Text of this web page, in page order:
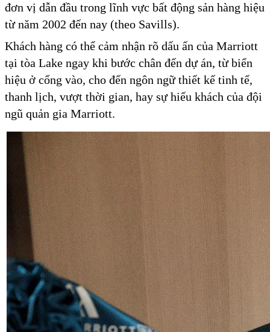
đơn vị dẫn đầu trong lĩnh vực bất động sản hàng hiệu
từ năm 2002 đến nay (theo Savills).
Khách hàng có thể cảm nhận rõ dấu ấn của Marriott
tại tòa Lake ngay khi bước chân đến dự án, từ biển
hiệu ở cổng vào, cho đến ngôn ngữ thiết kế tinh tế,
thanh lịch, vượt thời gian, hay sự hiếu khách của đội
ngũ quản gia Marriott.